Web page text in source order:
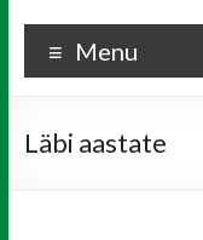
Menu
Läbi aastate